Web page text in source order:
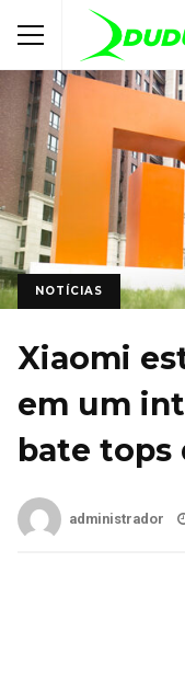
NOTÍCIAS
Xiaomi
em um
bate tops
administrador